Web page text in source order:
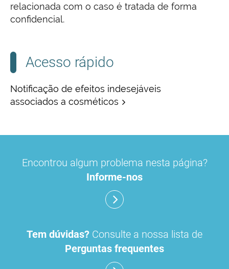
relacionada com o caso é tratada de forma
confidencial.
Acesso rápido
Notificação de efeitos indesejáveis
associados a cosméticos
Encontrou algum problema nesta página?
Informe-nos
Tem dúvidas? Consulte a nossa lista de
Perguntas frequentes